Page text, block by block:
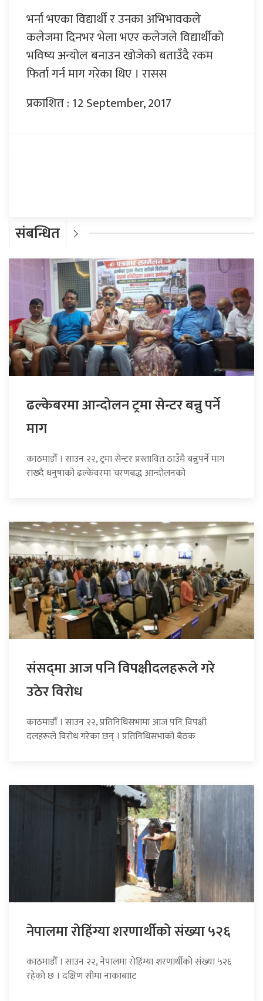
भर्ना भएका विद्यार्थी र उनका अभिभावकले
कलेजमा दिनभर भेला भएर कलेजले विद्यार्थीको
भविष्य अन्योल बनाउन खोजेको बताउँदै रकम
फिर्ता गर्न माग गरेका थिए । रासस
प्रकाशित : 12 September, 2017
संबन्धित
ढल्केबरमा आन्दोलन ट्रमा सेन्टर बन्नु पर्ने
माग
काठमाडौँ । साउन २२, ट्रमा सेन्टर प्रस्तावित ठाउँमै बन्नुपर्ने माग
राख्दै धनुषाको ढल्केवरमा चरणबद्ध आन्दोलनको
संसद्‍मा आज पनि विपक्षीदलहरूले गरे
उठेर विरोध
काठमाडौँ । साउन २२, प्रतिनिधिसभामा आज पनि विपक्षी
दलहरूले विरोध गरेका छन् । प्रतिनिधिसभाको बैठक
नेपालमा रोहिंग्या शरणार्थीको संख्या ५२६
काठमाडौँ । साउन २२, नेपालमा रोहिंग्या शरणार्थीको संख्या ५२६
रहेको छ । दक्षिण सीमा नाकाबााट